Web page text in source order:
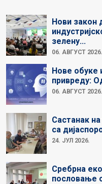
06. АВГУСТ 2026.
Нови закон
зелену...
06. АВГУСТ 2026.
Нове обуке
привреду:
24. ЈУЛ 2026.
Састанак
са
Сребрна
пословање